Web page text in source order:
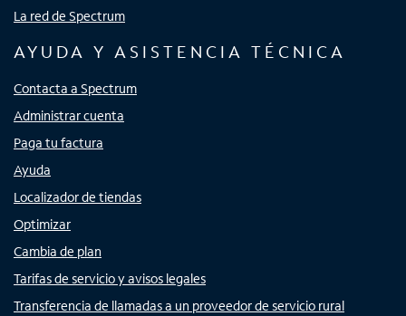
La red de Spectrum
AYUDA Y ASISTENCIA TÉCNICA
Contacta a Spectrum
Administrar cuenta
Paga tu factura
Ayuda
Localizador de tiendas
Optimizar
Cambia de plan
Tarifas de servicio y avisos legales
Transferencia de llamadas a un proveedor de servicio rural